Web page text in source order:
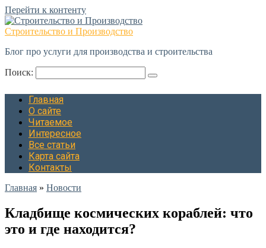
Перейти к контенту
Строительство и Производство
Блог про услуги для производства и строительства
Поиск:
Главная
О сайте
Читаемое
Интересное
Все статьи
Карта сайта
Контакты
Главная » Новости
Кладбище космических кораблей: что
это и где находится?